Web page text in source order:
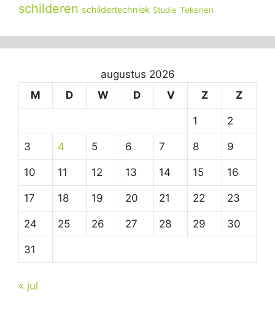
schilderen schildertechniek Studie Tekenen
augustus 2026
M
D W D V Z Z
1 2
3 4 5 6 7 8 9
10 11 12 13 14 15 16
17 18 19 20 21 22 23
24 25 26 27 28 29 30
31
« jul